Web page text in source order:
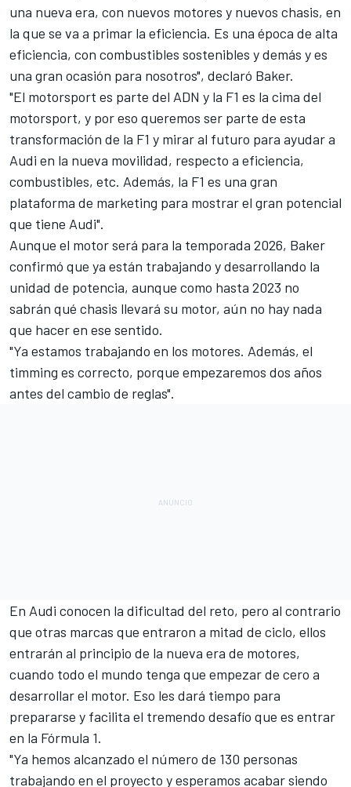
una nueva era, con nuevos motores y nuevos chasis, en
la que se va a primar la eficiencia. Es una época de alta
eficiencia, con combustibles sostenibles y demás y es
una gran ocasión para nosotros", declaró Baker.
"El motorsport es parte del ADN y la F1 es la cima del
motorsport, y por eso queremos ser parte de esta
transformación de la F1 y mirar al futuro para ayudar a
Audi en la nueva movilidad, respecto a eficiencia,
combustibles, etc. Además, la F1 es una gran
plataforma de marketing para mostrar el gran potencial
que tiene Audi".
Aunque el motor será para la temporada 2026, Baker
confirmó que ya están trabajando y desarrollando la
unidad de potencia, aunque como hasta 2023 no
sabrán qué chasis llevará su motor, aún no hay nada
que hacer en ese sentido.
"Ya estamos trabajando en los motores. Además, el
timming es correcto, porque empezaremos dos años
antes del cambio de reglas".
En Audi conocen la dificultad del reto, pero al contrario
que otras marcas que entraron a mitad de ciclo, ellos
entrarán al principio de la nueva era de motores,
cuando todo el mundo tenga que empezar de cero a
desarrollar el motor. Eso les dará tiempo para
prepararse y facilita el tremendo desafío que es entrar
en la Fórmula 1.
"Ya hemos alcanzado el número de 130 personas
trabajando en el proyecto y esperamos acabar siendo